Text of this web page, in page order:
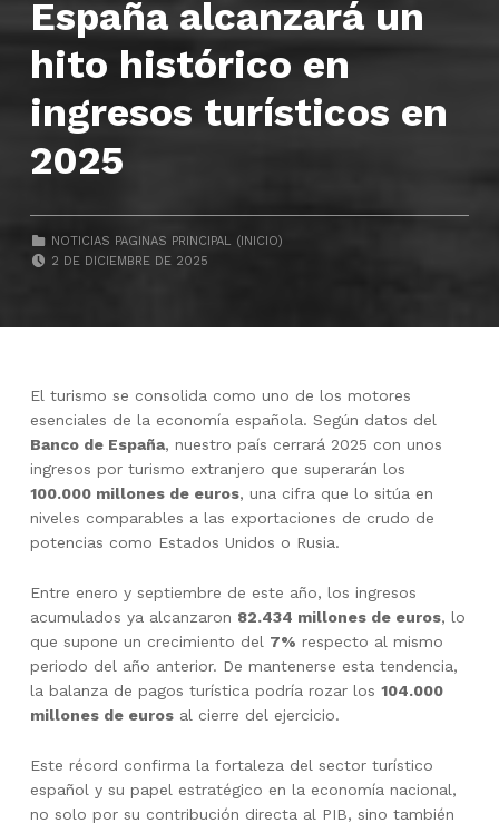
España alcanzará un
hito histórico en
ingresos turísticos en
2025
CATEGORIZED IN:
NOTICIAS PAGINAS PRINCIPAL (INICIO)
2 DE DICIEMBRE DE 2025
El turismo se consolida como uno de los motores
esenciales de la economía española. Según datos del
Banco de España, nuestro país cerrará 2025 con unos
ingresos por turismo extranjero que superarán los
100.000 millones de euros, una cifra que lo sitúa en
niveles comparables a las exportaciones de crudo de
potencias como Estados Unidos o Rusia.
Entre enero y septiembre de este año, los ingresos
acumulados ya alcanzaron 82.434 millones de euros, lo
que supone un crecimiento del 7% respecto al mismo
periodo del año anterior. De mantenerse esta tendencia,
la balanza de pagos turística podría rozar los 104.000
millones de eurosal cierre del ejercicio.
Este récord confirma la fortaleza del sector turístico
español y su papel estratégico en la economía nacional,
no solo por su contribución directa al PIB, sino también